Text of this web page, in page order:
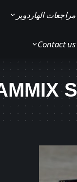
مراجعات الهاردوير
Contact us